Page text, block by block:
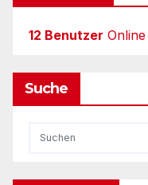
12 Benutzer Online
Suche